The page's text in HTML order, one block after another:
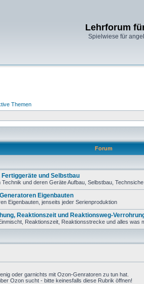
Lehrforum
Spielwiese für
Themen
Forum
Fertiggeräte und Selbstbau
und deren Geräte Aufbau, Selbstbau,
Eigenbauten
Eigenbauten, jenseits jeder Serienproduktion
Reaktionszeit und Reaktionsweg-
Reaktionszeit, Reaktionsstrecke und alles was
oder garnichts mit Ozon-Genratoren zu tun hat.
Ozon sucht - bitte keinesfalls diese Rubrik öffnen!